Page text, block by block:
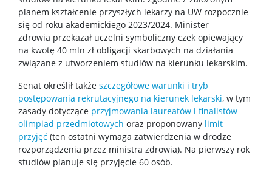
Popularyzacja
Spotkasz nas
WChemii, czyli lab od podszewki
WChemii, czyli studia od podszewki
planem kształcenie przyszłych lekarzy na UW rozpocznie
się od roku akademickiego 2023/2024. Minister
zdrowia przekazał uczelni symboliczny czek opiewający
na kwotę 40 mln zł obligacji skarbowych na działania
związane z utworzeniem studiów na kierunku lekarskim.
Senat określił także szczegółowe warunki i tryb
postępowania rekrutacyjnego na kierunek lekarski, w tym
zasady dotyczące przyjmowania laureatów i finalistów
olimpiad przedmiotowych oraz proponowany limit
przyjęć (ten ostatni wymaga zatwierdzenia w drodze
rozporządzenia przez ministra zdrowia). Na pierwszy rok
studiów planuje się przyjęcie 60 osób.